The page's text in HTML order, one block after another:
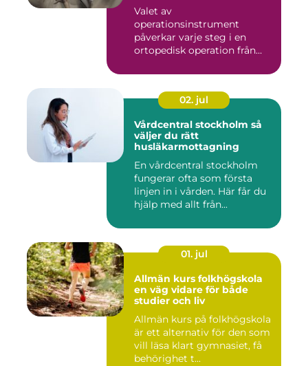
Valet av
operationsinstrument
påverkar varje steg i en
ortopedisk operation från
02. jul
Vårdcentral stockholm så
väljer du rätt
husläkarmottagning
En vårdcentral stockholm
fungerar ofta som första
linjen in i vården. Här får du
hjälp med allt från...
01. jul
Allmän kurs folkhögskola
en väg vidare för både
studier och liv
Allmän kurs på folkhögskola
är ett alternativ för den som
vill läsa klart gymnasiet, få
behörighet t...